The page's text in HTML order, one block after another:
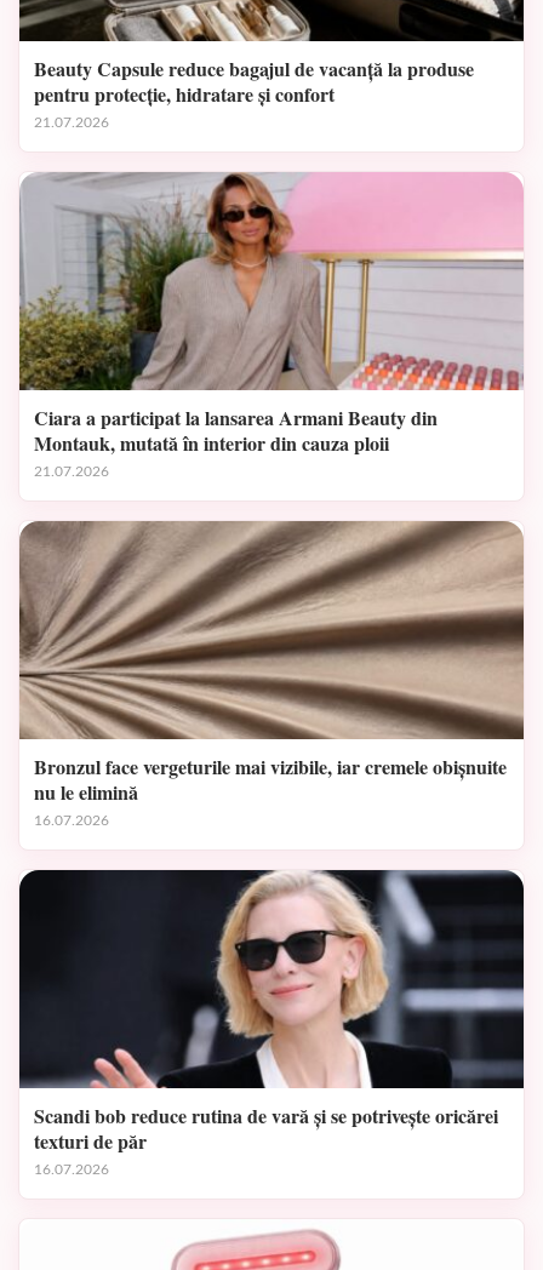
Beauty Capsule reduce bagajul de vacanță la produse
pentru protecție, hidratare și confort
21.07.2026
Ciara a participat la lansarea Armani Beauty din
Montauk, mutată în interior din cauza ploii
21.07.2026
Bronzul face vergeturile mai vizibile, iar cremele obișnuite
nu le elimină
16.07.2026
Scandi bob reduce rutina de vară și se potrivește oricărei
texturi de păr
16.07.2026